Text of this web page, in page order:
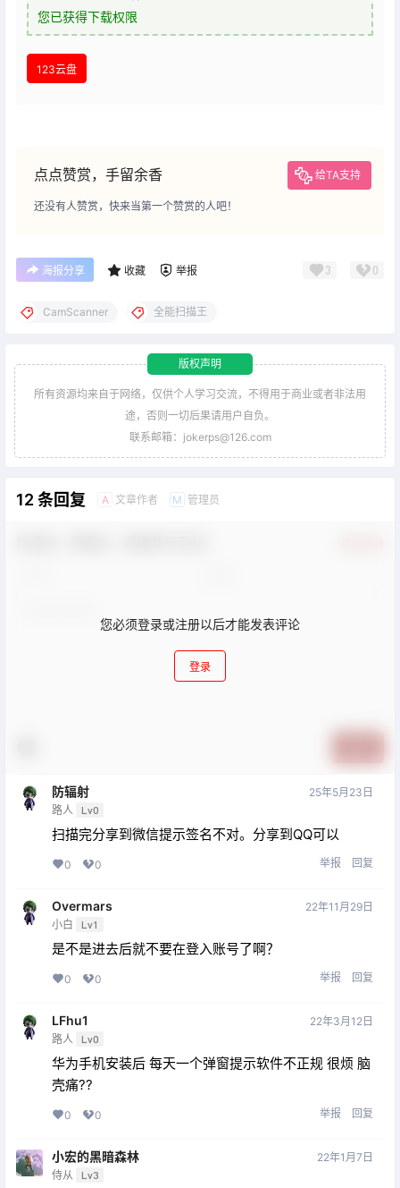
您已获得下载权限
123云盘
点点赞赏，手留余香 给TA支持
还没有人赞赏，快来当第一个赞赏的人吧！
海报分享 收藏 举报 3 0
CamScanner 全能扫描王
版权声明
所有资源均来自于网络，仅供个人学习交流，不得用于商业或者非法用
途，否则一切后果请用户自负。
联系邮箱：jokerps@126.com
12 条回复 A 文章作者 M 管理员
您必须登录或注册以后才能发表评论
登录
防辐射
路人 Lv0
25年5月23日
扫描完分享到微信提示签名不对。分享到QQ可以
0 0 举报 回复
Overmars
小白 Lv1
22年11月29日
是不是进去后就不要在登入账号了啊？
0 0 举报 回复
LFhu1
路人 Lv0
22年3月12日
华为手机安装后 每天一个弹窗提示软件不正规 很烦 脑
壳痛??
0 0 举报 回复
小宏的黑暗森林
侍从 Lv3
22年1月7日